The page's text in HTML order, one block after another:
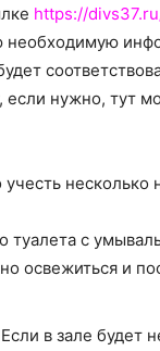
https://
необходимую
нужно, тут
несколько
туалета с
освежиться и
в зале будет